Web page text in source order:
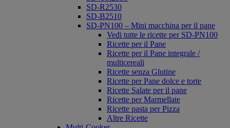
SD-R2530
SD-B2510
SD-PN100 – Mini macchina per il pane
Vedi tutte le ricette per SD-PN100
Ricette per il Pane
Ricette per il Pane integrale /
multicereali
Ricette senza Glutine
Ricette per Pane dolce e torte
Ricette Salate per il pane
Ricette per Marmellate
Ricette pasta per Pizza
Altre Ricette